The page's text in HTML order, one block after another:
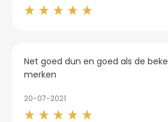
Net goed dun en goed als de
merken
20-07-2021